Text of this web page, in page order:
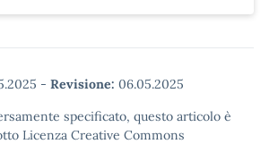
- Revisione: 06.05.2025
specificato, questo articolo è
Licenza Creative Commons